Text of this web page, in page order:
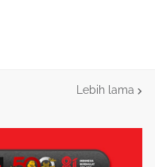
Lebih lama